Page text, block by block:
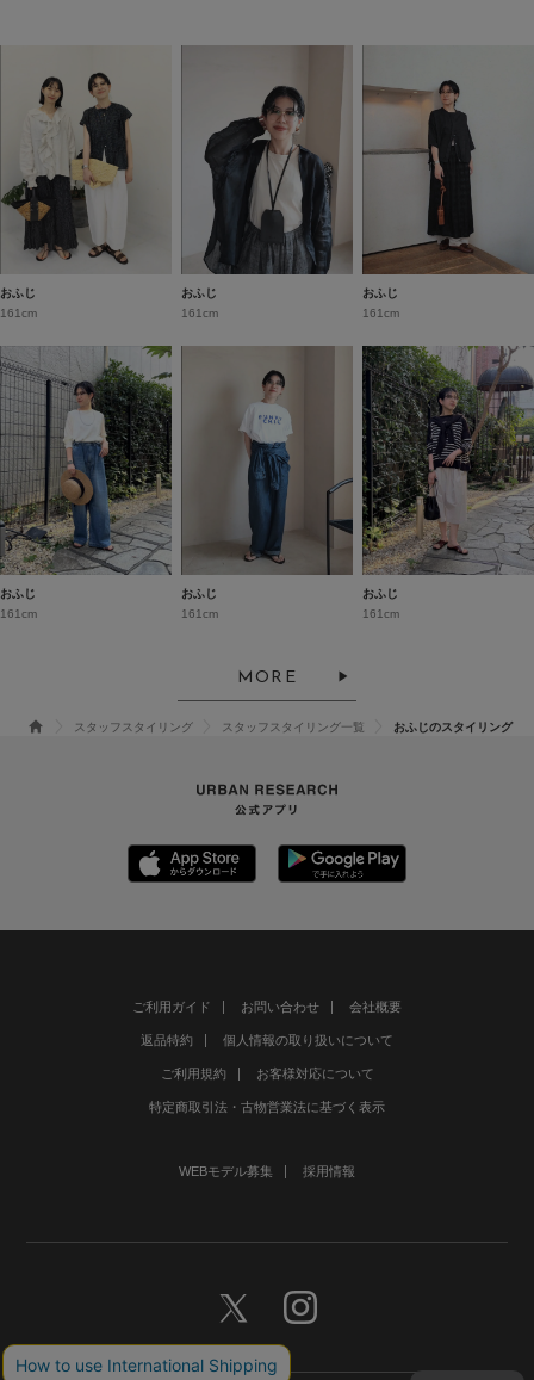
おふじ
161cm
おふじ
161cm
おふじ
161cm
おふじ
161cm
おふじ
161cm
おふじ
161cm
MORE
スタッフスタイリング スタッフスタイリング一覧 おふじのスタイリング
ご利用ガイド お問い合わせ 会社概要
返品特約 個人情報の取り扱いについて
ご利用規約 お客様対応について
特定商取引法・古物営業法に基づく表示
WEBモデル募集 採用情報